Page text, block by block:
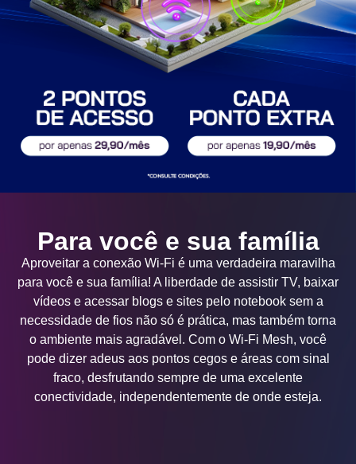
Para você e sua família
Aproveitar a conexão Wi-Fi é uma verdadeira maravilha
para você e sua família! A liberdade de assistir TV, baixar
vídeos e acessar blogs e sites pelo notebook sem a
necessidade de fios não só é prática, mas também torna
o ambiente mais agradável. Com o Wi-Fi Mesh, você
pode dizer adeus aos pontos cegos e áreas com sinal
fraco, desfrutando sempre de uma excelente
conectividade, independentemente de onde esteja.